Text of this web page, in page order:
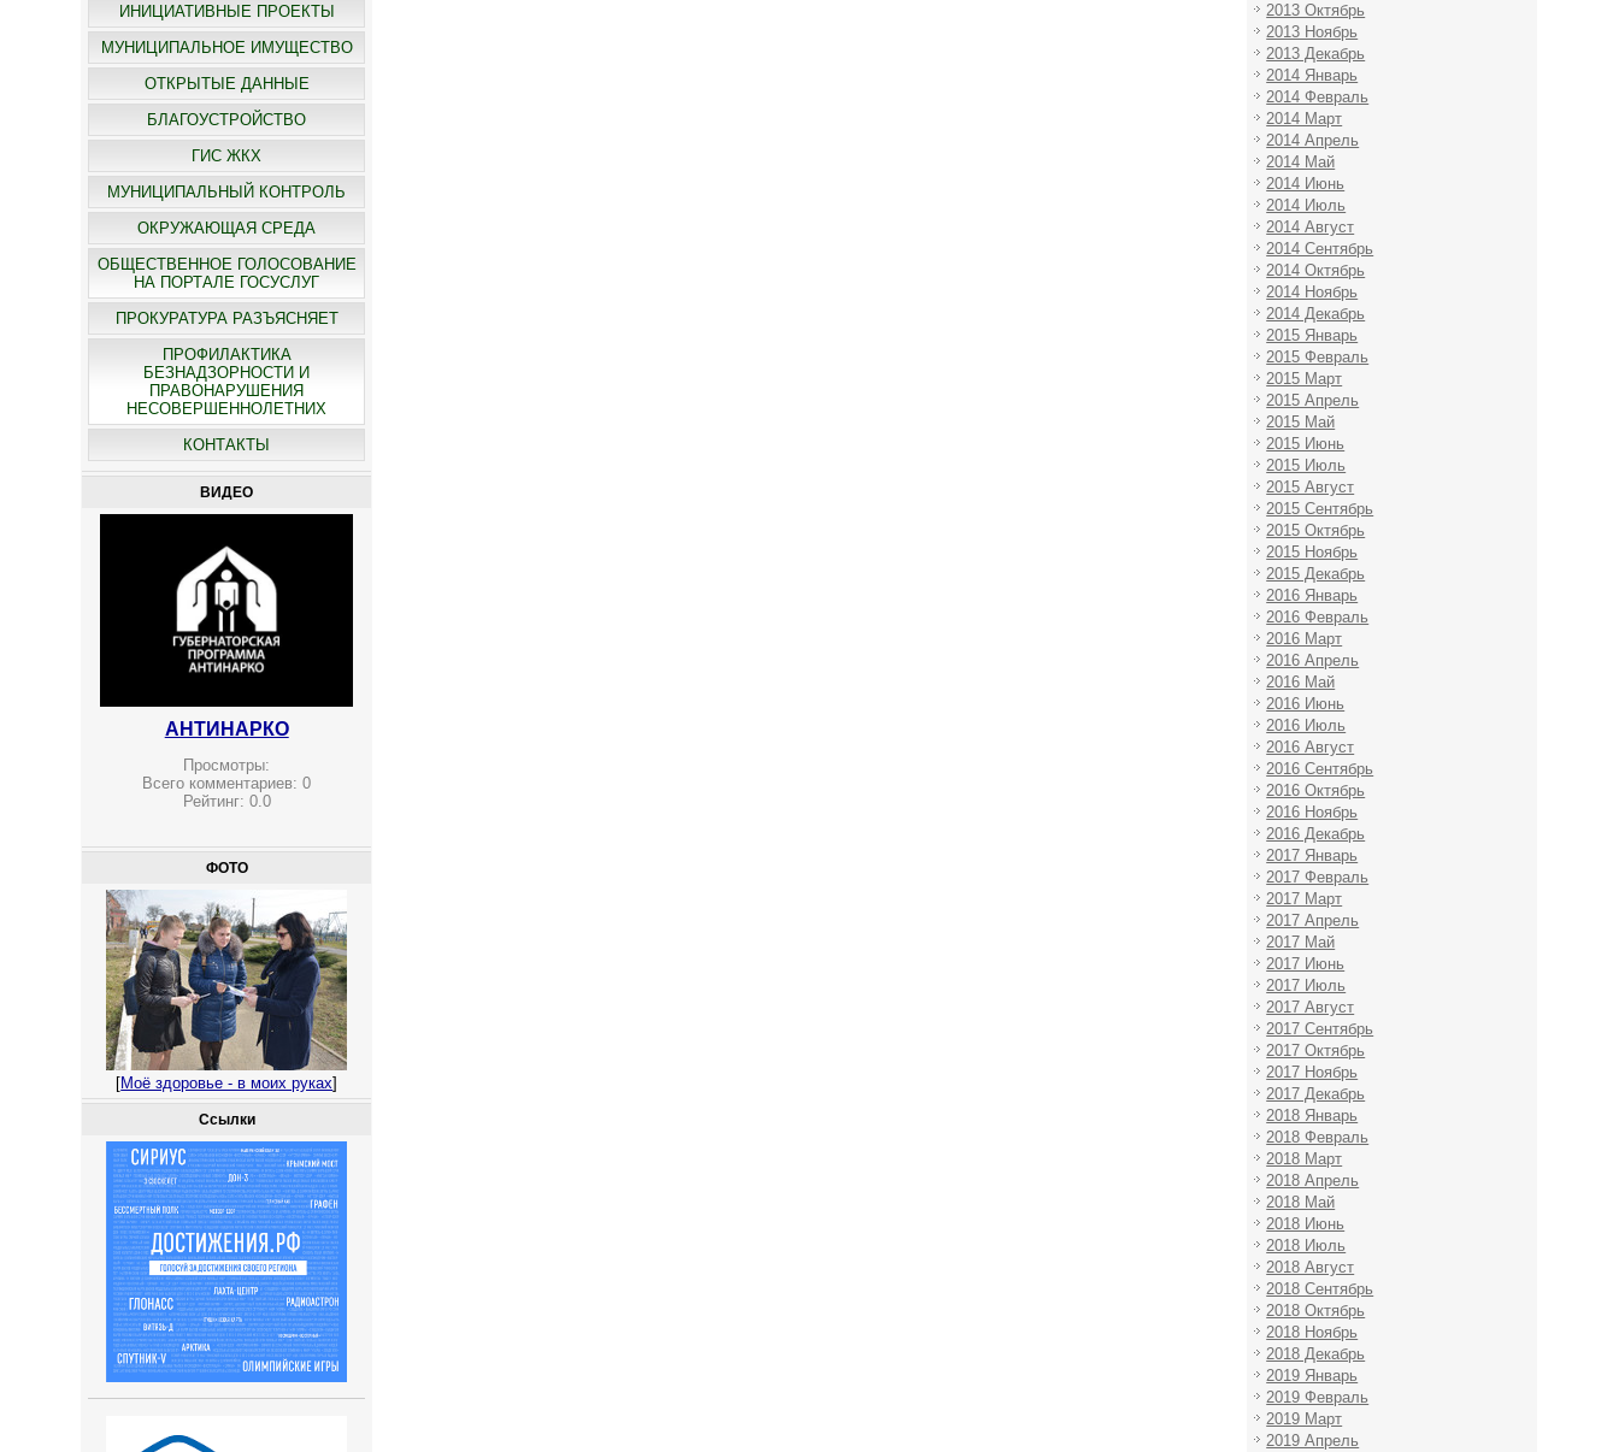
ИНИЦИАТИВНЫЕ ПРОЕКТЫ
МУНИЦИПАЛЬНОЕ ИМУЩЕСТВО
ОТКРЫТЫЕ ДАННЫЕ
БЛАГОУСТРОЙСТВО
ГИС ЖКХ
МУНИЦИПАЛЬНЫЙ КОНТРОЛЬ
ОКРУЖАЮЩАЯ СРЕДА
ОБЩЕСТВЕННОЕ ГОЛОСОВАНИЕ
НА ПОРТАЛЕ ГОСУСЛУГ
ПРОКУРАТУРА РАЗЪЯСНЯЕТ
ПРОФИЛАКТИКА
БЕЗНАДЗОРНОСТИ И
ПРАВОНАРУШЕНИЯ
НЕСОВЕРШЕННОЛЕТНИХ
КОНТАКТЫ
ВИДЕО
АНТИНАРКО
Просмотры:
Всего комментариев:0
Рейтинг: 0.0
ФОТО
[Моё здоровье - в моих руках]
Ссылки
2013 Октябрь
2013 Ноябрь
2013 Декабрь
2014 Январь
2014 Февраль
2014 Март
2014 Апрель
2014 Май
2014 Июнь
2014 Июль
2014 Август
2014 Сентябрь
2014 Октябрь
2014 Ноябрь
2014 Декабрь
2015 Январь
2015 Февраль
2015 Март
2015 Апрель
2015 Май
2015 Июнь
2015 Июль
2015 Август
2015 Сентябрь
2015 Октябрь
2015 Ноябрь
2015 Декабрь
2016 Январь
2016 Февраль
2016 Март
2016 Апрель
2016 Май
2016 Июнь
2016 Июль
2016 Август
2016 Сентябрь
2016 Октябрь
2016 Ноябрь
2016 Декабрь
2017 Январь
2017 Февраль
2017 Март
2017 Апрель
2017 Май
2017 Июнь
2017 Июль
2017 Август
2017 Сентябрь
2017 Октябрь
2017 Ноябрь
2017 Декабрь
2018 Январь
2018 Февраль
2018 Март
2018 Апрель
2018 Май
2018 Июнь
2018 Июль
2018 Август
2018 Сентябрь
2018 Октябрь
2018 Ноябрь
2018 Декабрь
2019 Январь
2019 Февраль
2019 Март
2019 Апрель